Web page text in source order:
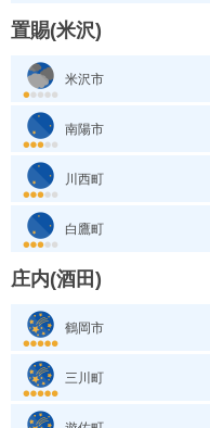
置賜(米沢)
米沢市
南陽市
川西町
白鷹町
庄内(酒田)
鶴岡市
三川町